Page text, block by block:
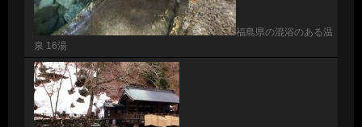
福島県の混浴のある温
泉 16湯